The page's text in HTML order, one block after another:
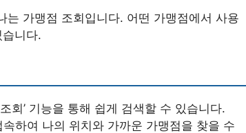
가맹점 조회입니다. 어떤 가맹점에서 사용
니다.
회’ 기능을 통해 쉽게 검색할 수 있습니다.
하여 나의 위치와 가까운 가맹점을 찾을 수